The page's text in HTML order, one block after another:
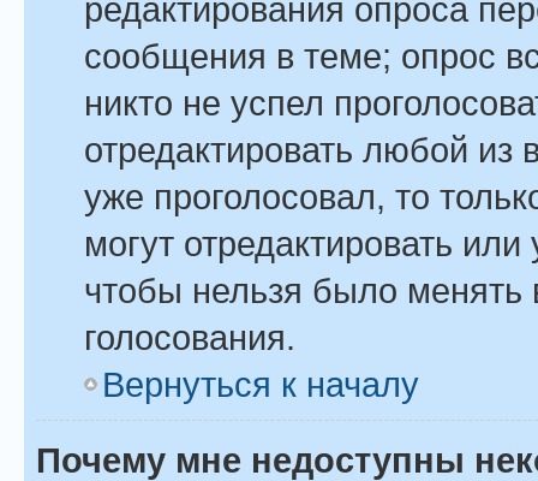
редактирования опроса
сообщения в теме; опрос
никто не успел
отредактировать любой из
уже проголосовал, то
могут отредактировать
чтобы нельзя было менять
голосования.
Вернуться к началу
Почему мне недоступны